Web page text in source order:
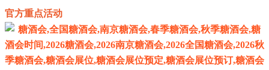
官方重点活动